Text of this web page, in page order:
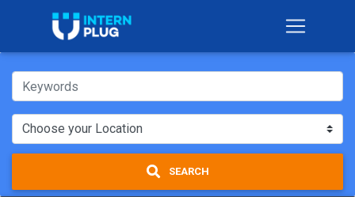
SEARCH